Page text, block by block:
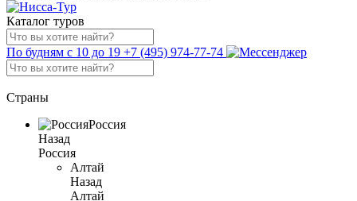
Каталог туров
По будням с 10 до 19 +7 (495) 974-77-74
Страны
Россия
Назад
Россия
Алтай
Назад
Алтай